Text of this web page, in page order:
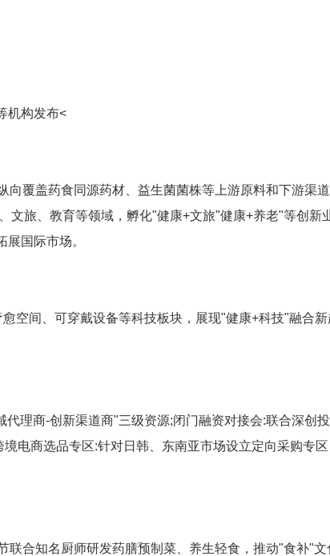
机构发布<
覆盖药食同源药材、益生菌菌株等上游原料和下游渠道
文旅、教育等领域，孵化"健康+文旅"健康+养老"等创新
国际市场。
空间、可穿戴设备等科技板块，展现"健康+科技"融合新
理商-创新渠道商"三级资源;闭门融资对接会:联合深创投
电商选品专区:针对日韩、东南亚市场设立定向采购专区
联合知名厨师研发药膳预制菜、养生轻食，推动"食补"文